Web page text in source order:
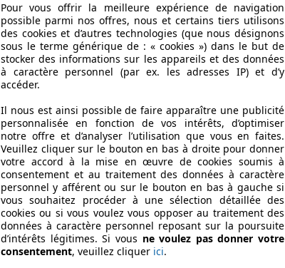
Pour vous offrir la meilleure expérience de navigation
possible parmi nos offres, nous et certains tiers utilisons
des cookies et d’autres technologies (que nous désignons
sous le terme générique de : « cookies ») dans le but de
stocker des informations sur les appareils et des données
à caractère personnel (par ex. les adresses IP) et d’y
accéder.
Il nous est ainsi possible de faire apparaître une publicité
personnalisée en fonction de vos intérêts, d’optimiser
notre offre et d’analyser l’utilisation que vous en faites.
Veuillez cliquer sur le bouton en bas à droite pour donner
votre accord à la mise en œuvre de cookies soumis à
consentement et au traitement des données à caractère
personnel y afférent ou sur le bouton en bas à gauche si
vous souhaitez procéder à une sélection détaillée des
cookies ou si vous voulez vous opposer au traitement des
données à caractère personnel reposant sur la poursuite
d’intérêts légitimes. Si vous ne voulez pas donner votre
consentement, veuillez cliquer ici.